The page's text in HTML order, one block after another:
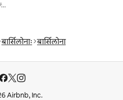
सुट्टीसाठी भाड्याने उपलब्ध असलेल्या जागा
बार्सिलोनाः बार्सिलोना
Airbnb, Inc.